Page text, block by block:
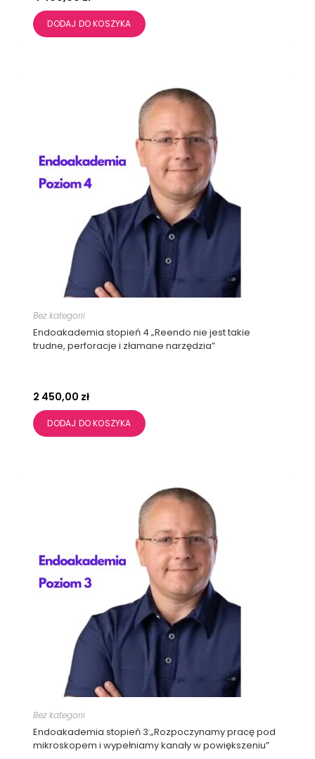
DODAJ DO KOSZYKA
Bez kategorii
Endoakademia stopień 4 „Reendo nie jest takie
trudne, perforacje i złamane narzędzia”
2 450,00 zł
DODAJ DO KOSZYKA
Bez kategorii
Endoakademia stopień 3:„Rozpoczynamy pracę pod
mikroskopem i wypełniamy kanały w powiększeniu”